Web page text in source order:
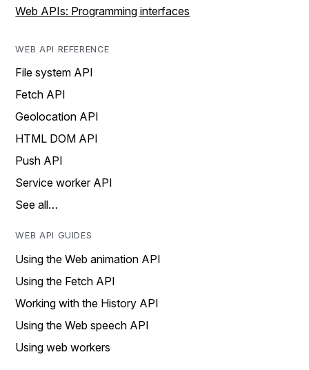
Web APIs: Programming interfaces
WEB API REFERENCE
File system API
Fetch API
Geolocation API
HTML DOM API
Push API
Service worker API
See all…
WEB API GUIDES
Using the Web animation API
Using the Fetch API
Working with the History API
Using the Web speech API
Using web workers